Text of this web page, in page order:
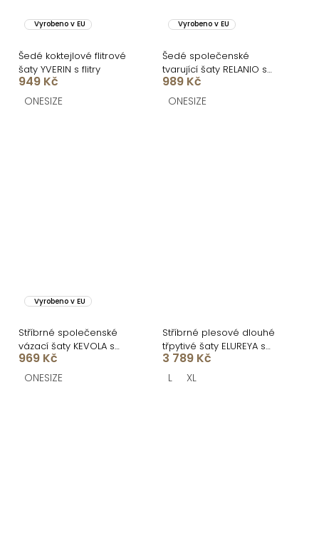
Vyrobeno v EU
Šedé koktejlové flitrové
šaty YVERIN s flitry
949 Kč
ONESIZE
Vyrobeno v EU
Šedé společenské
tvarující šaty RELANIO s
průstřihy
989 Kč
ONESIZE
Vyrobeno v EU
Stříbrné společenské
vázací šaty KEVOLA s
rozparkem bez ramínek
969 Kč
ONESIZE
Stříbrné plesové dlouhé
třpytivé šaty ELUREYA s
rozparkem
3 789 Kč
L XL